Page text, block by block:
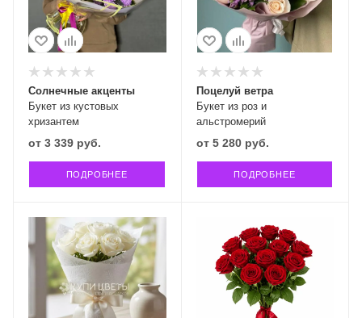
Букет из кустовых
хризантем
Солнечные акценты
от 3 339 руб.
ПОДРОБНЕЕ
Букет из роз и
альстромерий
Поцелуй ветра
от 5 280 руб.
ПОДРОБНЕЕ